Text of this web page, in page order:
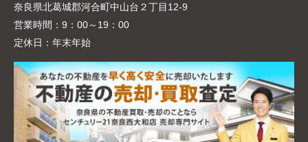
奈良県北葛城郡河合町中山台２丁目12-9
営業時間： 9：00～19：00
定休日： 年末年始